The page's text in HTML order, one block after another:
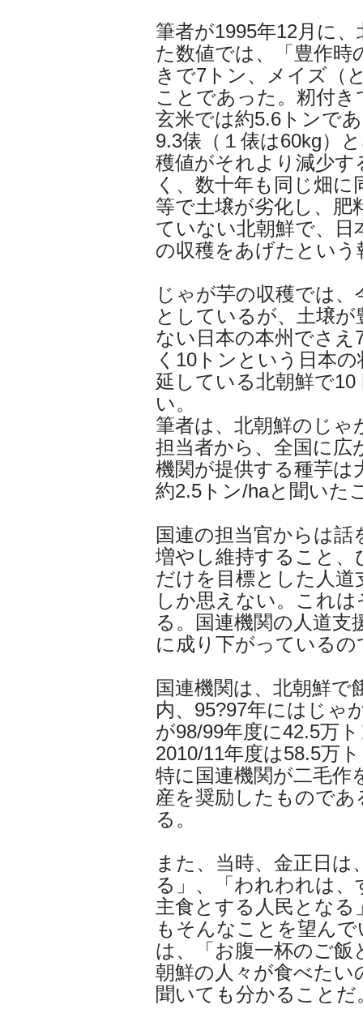
筆者が1995年12月に
た数値では、「豊作時
きで7トン、メイズ（
ことであった。籾付
玄米では約5.6トンで
9.3俵（１俵は60kg）
穫値がそれより減少
く、数十年も同じ畑
等で土壌が劣化し、肥
ていない北朝鮮で、日
の収穫をあげたとい
じゃが芋の収穫では
としているが、土壌
ない日本の本州でさ
く10トンという日本
延している北朝鮮で
い。
筆者は、北朝鮮のじゃ
担当者から、全国に広
機関が提供する種芋は
約2.5トン/haと聞いた
国連の担当官からは
増やし維持すること
だけを目標とした人
しか思えない。これ
る。国連機関の人道支
に成り下がっている
国連機関は、北朝鮮で
内、95?97年にはじゃ
が98/99年度に42.5万
2010/11年度は58.5万
特に国連機関が二毛作
産を奨励したもので
る。
また、当時、金正日
る」、「われわれは
主食とする人民とな
もそんなことを望ん
は、「お腹一杯のご
朝鮮の人々が食べた
聞いても分かることだ